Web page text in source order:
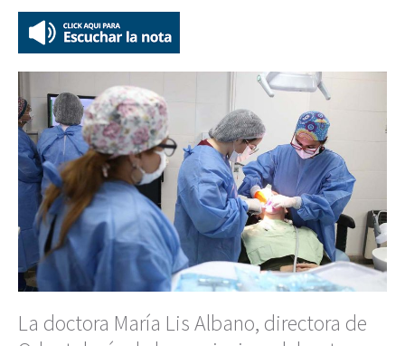
La doctora María Lis Albano, directora de